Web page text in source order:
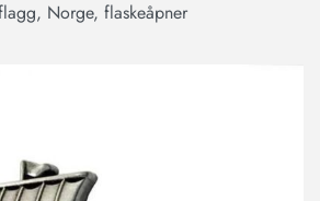
Norge, flaskeåpner